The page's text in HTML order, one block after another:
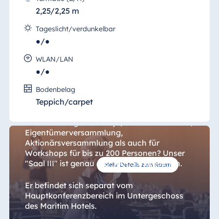
2,25/2,25 m
Tageslicht/verdunkelbar
●/●
WLAN/LAN
●/●
Bodenbelag
Teppich/carpet
Mehr Details zum Raum
Saal III
Durchführung von Partys, Weihnachtsfeiern,
Eigentümerversammlung,
Aktionärsversammlung als auch für
Workshops für bis zu 200 Personen? Unser
"Saal III" ist genau das, was Sie brauchen.
Er befindet sich separat vom
Hauptkonferenzbereich im Untergeschoss
des Maritim Hotels.